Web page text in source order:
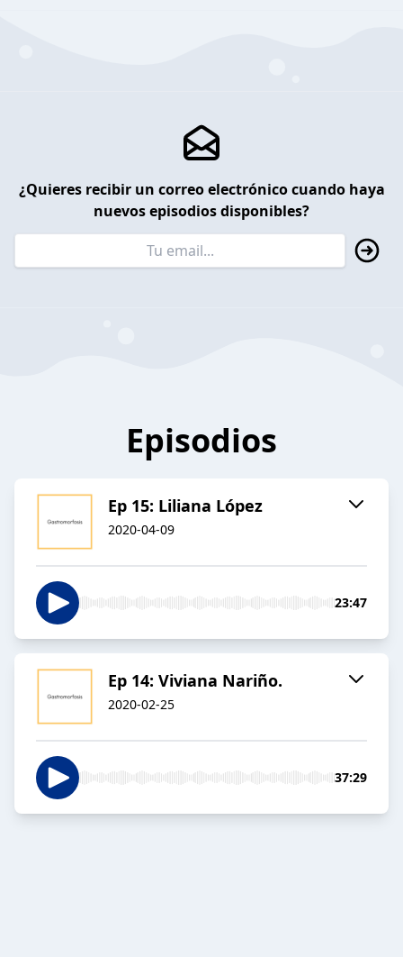
¿Quieres recibir un correo electrónico cuando haya
nuevos episodios disponibles?
Episodios
Ep 15: Liliana López
2020-04-09
23:47
Ep 14: Viviana Nariño.
2020-02-25
37:29